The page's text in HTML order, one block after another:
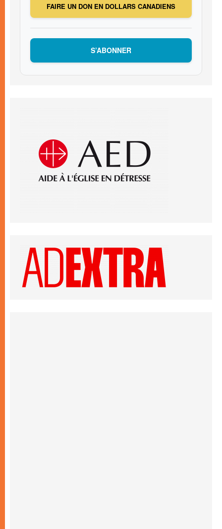
FAIRE UN DON EN DOLLARS CANADIENS
S’ABONNER